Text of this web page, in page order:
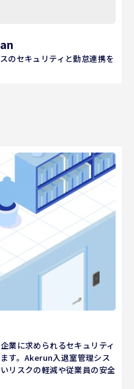
のセキュリティと勤怠連携を
業に求められるセキュリティ
す。Akerun入退室管理シス
リスクの軽減や従業員の安全